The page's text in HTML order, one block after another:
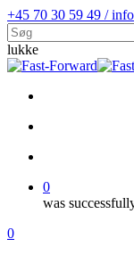
Skip
to
main
content
+45 70 30 59 49 /
lukke
Close
0
was
Menu
search
account
0